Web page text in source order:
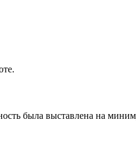
была выставлена на